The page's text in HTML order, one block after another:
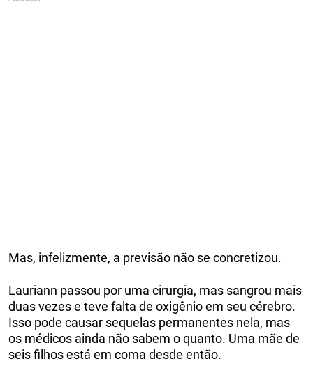
Mas, infelizmente, a previsão não se concretizou.
Lauriann passou por uma cirurgia, mas sangrou mais
duas vezes e teve falta de oxigênio em seu cérebro.
Isso pode causar sequelas permanentes nela, mas
os médicos ainda não sabem o quanto. Uma mãe de
seis filhos está em coma desde então.